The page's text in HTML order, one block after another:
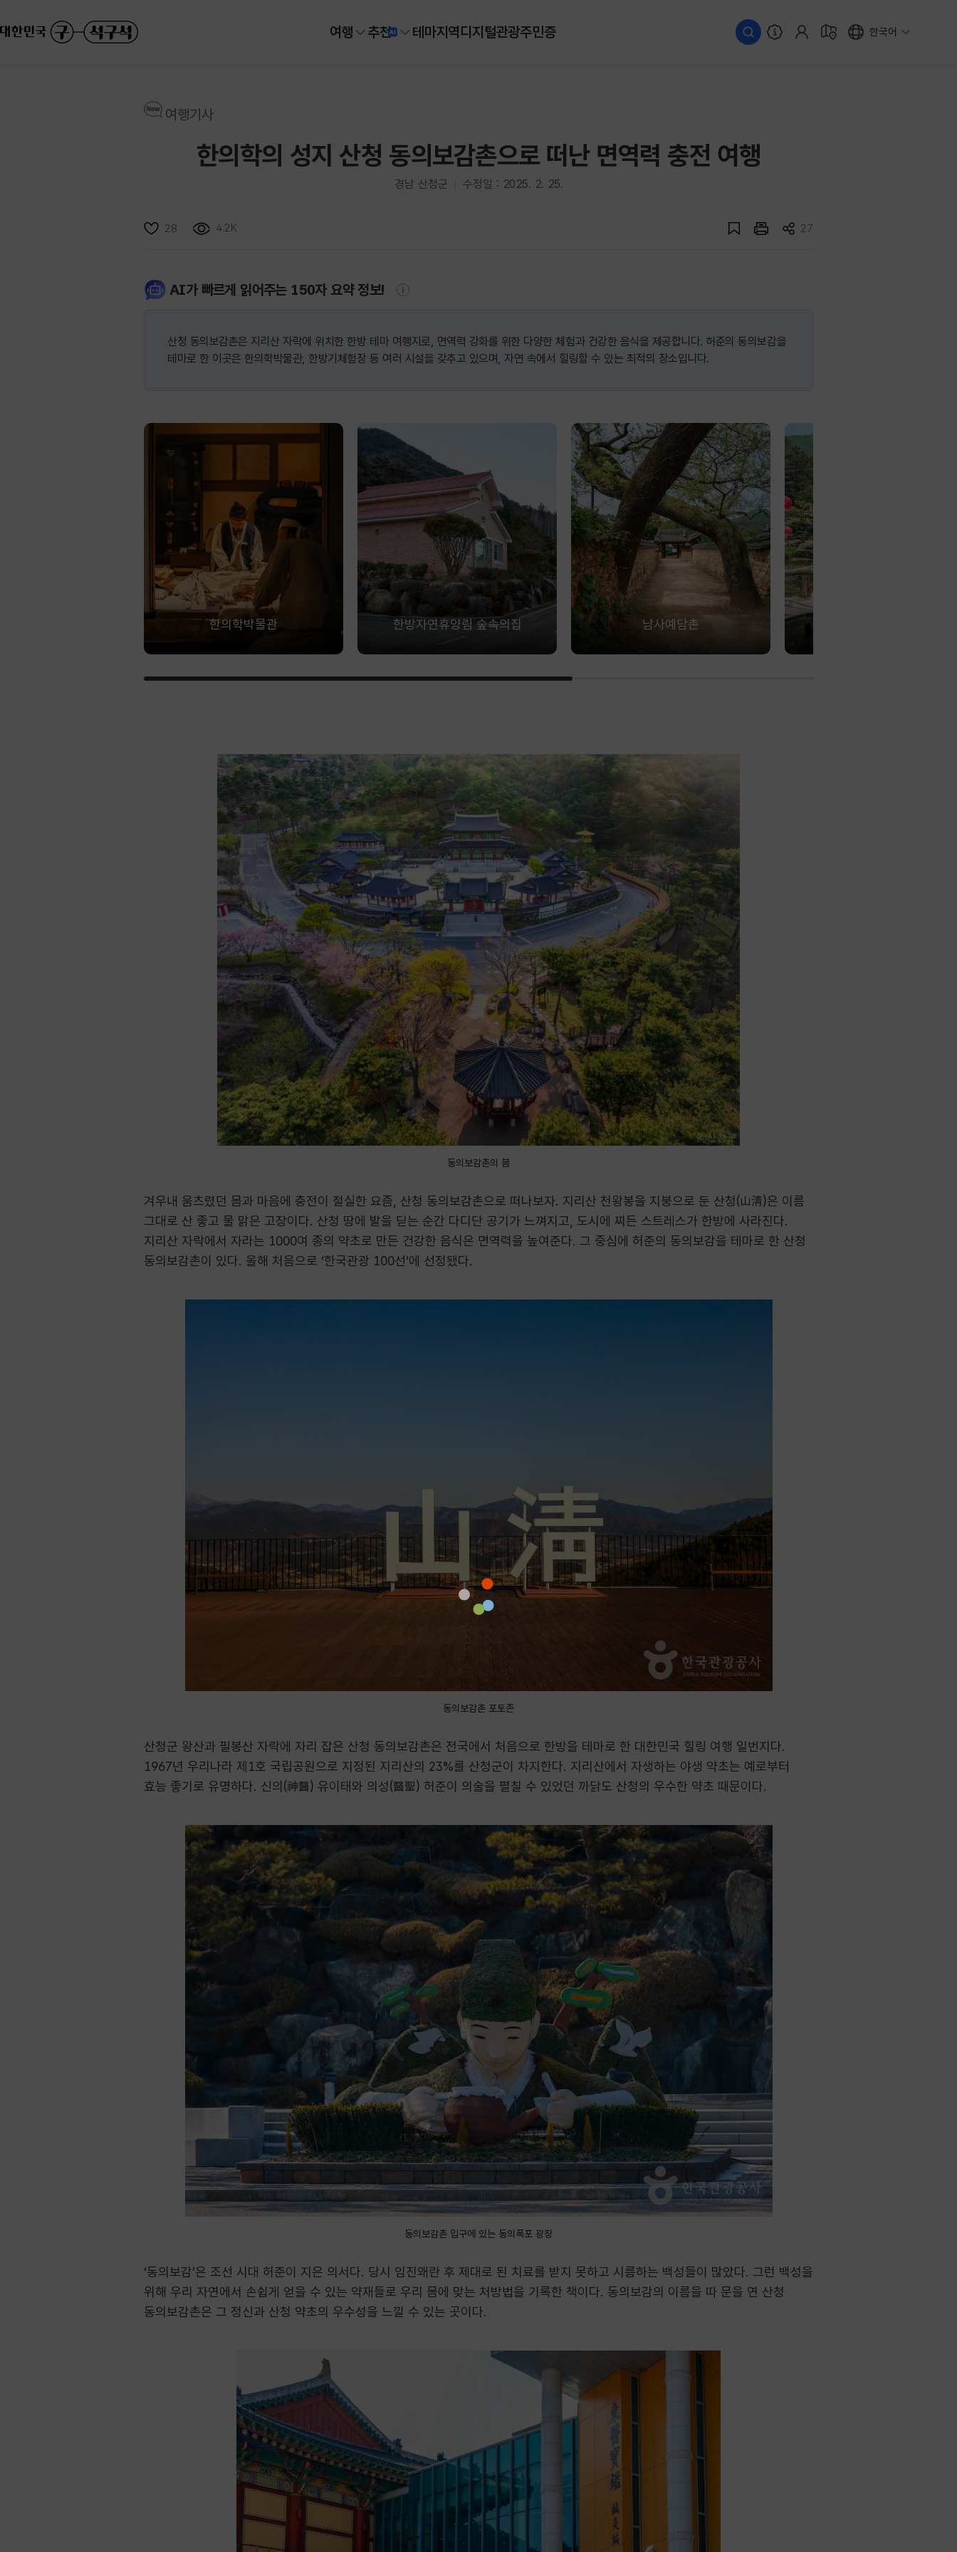
여행 추천 테마지역디지털관광주민증 한국어
여행기사
한의학의 성지 산청 동의보감촌으로 떠난 면역력 충전 여행
경남 산청군 수정일 : 2025. 2. 25.
28 4.2K 27
AI가 빠르게 읽어주는 150자 요약 정보!
산청 동의보감촌은 지리산 자락에 위치한 한방 테마 여행지로, 면역력 강화를 위한 다양한 체험과 건강한 음식을 제공합니다. 허준의 동의보감을
테마로 한 이곳은 한의학박물관, 한방기체험장 등 여러 시설을 갖추고 있으며, 자연 속에서 힐링할 수 있는 최적의 장소입니다.
한의학박물관 한방자연휴양림 숲속의집 남사예담촌
동의보감촌의 봄
겨우내 움츠렸던 몸과 마음에 충전이 절실한 요즘, 산청 동의보감촌으로 떠나보자. 지리산 천왕봉을 지붕으로 둔 산청(山淸)은 이름
그대로 산 좋고 물 맑은 고장이다. 산청 땅에 발을 딛는 순간 다디단 공기가 느껴지고, 도시에 찌든 스트레스가 한방에 사라진다.
지리산 자락에서 자라는 1000여 종의 약초로 만든 건강한 음식은 면역력을 높여준다. 그 중심에 허준의 동의보감을 테마로 한 산청
동의보감촌이 있다. 올해 처음으로 ‘한국관광 100선’에 선정됐다.
동의보감촌 포토존
산청군 왕산과 필봉산 자락에 자리 잡은 산청 동의보감촌은 전국에서 처음으로 한방을 테마로 한 대한민국 힐링 여행 일번지다.
1967년 우리나라 제1호 국립공원으로 지정된 지리산의 23%를 산청군이 차지한다. 지리산에서 자생하는 야생 약초는 예로부터
효능 좋기로 유명하다. 신의(神醫) 유이태와 의성(醫聖) 허준이 의술을 펼칠 수 있었던 까닭도 산청의 우수한 약초 때문이다.
동의보감촌 입구에 있는 동의폭포 광장
‘동의보감’은 조선 시대 허준이 지은 의서다. 당시 임진왜란 후 제대로 된 치료를 받지 못하고 시름하는 백성들이 많았다. 그런 백성을
위해 우리 자연에서 손쉽게 얻을 수 있는 약재들로 우리 몸에 맞는 처방법을 기록한 책이다. 동의보감의 이름을 따 문을 연 산청
동의보감촌은 그 정신과 산청 약초의 우수성을 느낄 수 있는 곳이다.